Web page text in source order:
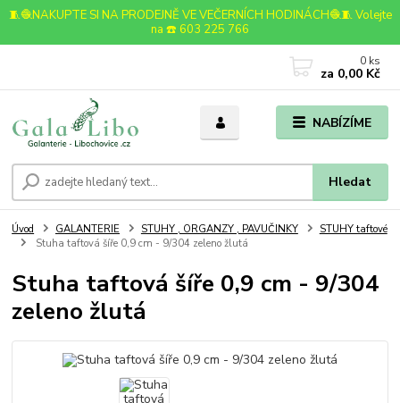
🧵🧶NAKUPTE SI NA PRODEJNĚ VE VEČERNÍCH HODINÁCH🧶🧵 Volejte
na ☎️ 603 225 766
NABÍZÍME
Hledat
0 ks
za 0,00 Kč
Úvod GALANTERIE STUHY , ORGANZY , PAVUČINKY
STUHY taftové
Stuha taftová šíře 0,9 cm - 9/304 zeleno žlutá
Stuha taftová šíře 0,9 cm - 9/304
zeleno žlutá